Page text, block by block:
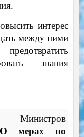
интерес
между ними
знания
Министров
мерах по